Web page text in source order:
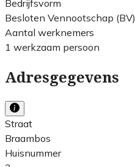
Bedrijfsvorm
Besloten Vennootschap (BV)
Aantal werknemers
1 werkzaam persoon
Adresgegevens
Straat
Braambos
Huisnummer